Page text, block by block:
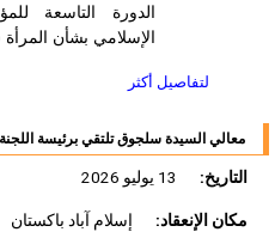
الدورة التاسعة
الإسلامي بشأن المرأة
لتفاصيل أكثر
معالي السيدة سلجوق تلتقي برئيسة اللجنة
التاريخ:
مكان الإنعقاد:
إسلام آباد باكستان